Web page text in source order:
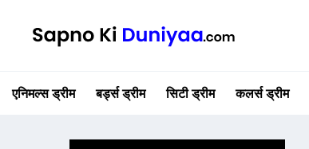
एनिमल्स ड्रीम बर्ड्स ड्रीम सिटी ड्रीम कलर्स ड्रीम